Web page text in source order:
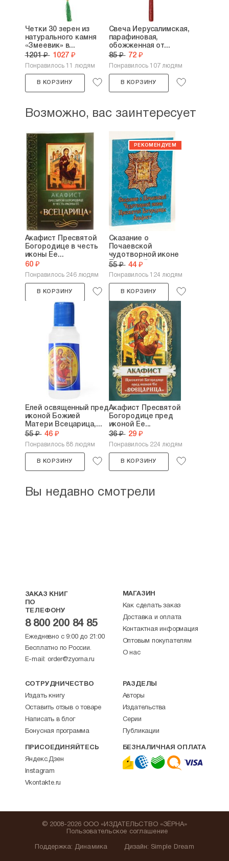
Четки 30 зерен из
натурального камня
«Змеевик» в...
1201 ₽ 1027 ₽
Понравилось 11 людям
В КОРЗИНУ
Свеча Иерусалимская,
парафиновая,
обожженная от...
85 ₽ 72 ₽
Понравилось 107 людям
В КОРЗИНУ
Возможно, вас заинтересует
Акафист Пресвятой
Богородице в честь
иконы Ее...
60 ₽
Понравилось 246 людям
В КОРЗИНУ
Сказание о
Почаевской
чудотворной иконе
Пресвятой...
55 ₽ 44 ₽
Понравилось 124 людям
В КОРЗИНУ
Елей освященный пред
иконой Божией
Матери Всецарица,...
55 ₽ 46 ₽
Понравилось 88 людям
В КОРЗИНУ
Акафист Пресвятой
Богородице пред
иконой Ее...
36 ₽ 29 ₽
Понравилось 224 людям
В КОРЗИНУ
Вы недавно смотрели
ЗАКАЗ КНИГ
ПО
ТЕЛЕФОНУ
8 800 200 84 85
Ежедневно с 9:00 до 21:00
Бесплатно по России.
E-mail: order@zyorna.ru
МАГАЗИН
Как сделать заказ
Доставка и оплата
Контактная информация
Оптовым покупателям
О нас
СОТРУДНИЧЕСТВО
Издать книгу
Оставить отзыв о товаре
Написать в блог
Бонусная программа
РАЗДЕЛЫ
Авторы
Издательства
Серии
Публикации
ПРИСОЕДИНЯЙТЕСЬ
Яндекс.Дзен
Instagram
Vkontakte.ru
БЕЗНАЛИЧНАЯ ОПЛАТА
Поддержка: Динамика
© 2008-2026 ООО «ИЗДАТЕЛЬСТВО «ЗЁРНА»
Пользовательское соглашение
Дизайн: Simple Dream